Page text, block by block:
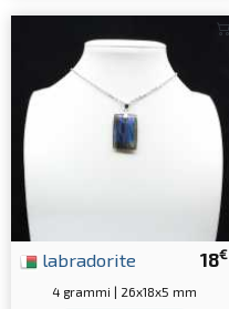
18€
labradorite
4 grammi | 26x18x5 mm